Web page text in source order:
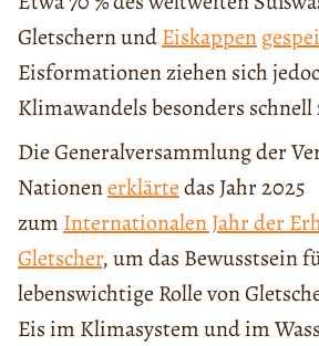
Gletschern undEiskappen
Eisformationen ziehen sich
Klimawandels besonders
Die Generalversammlung der
Nationenerklärtedas Jahr 2025
zumInternationalen Jahr der
Gletscher, um das Bewusstsein
lebenswichtige Rolle von
Eis im Klimasystem und im